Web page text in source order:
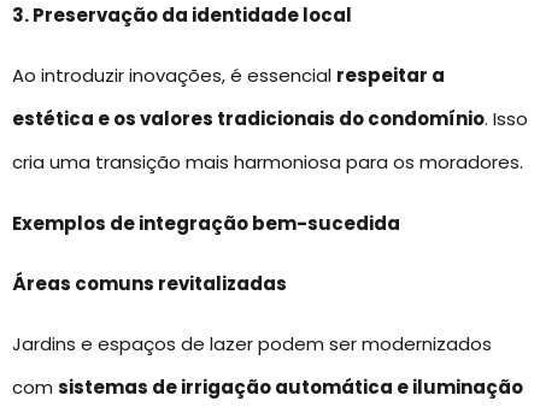
3. Preservação da identidade local
Ao introduzir inovações, é essencial respeitar a
estética e os valores tradicionais do condomínio. Isso
cria uma transição mais harmoniosa para os moradores.
Exemplos de integração bem-sucedida
Áreas comuns revitalizadas
Jardins e espaços de lazer podem ser modernizados
com sistemas de irrigação automática e iluminação